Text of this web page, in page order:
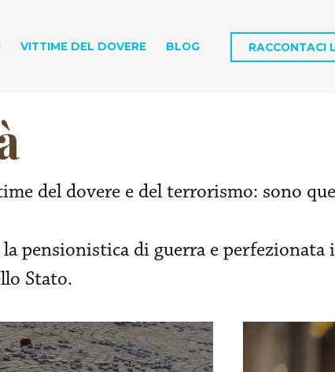
VITTIME DEL DOVERE BLOG RACCONTACI
del dovere e del terrorismo: sono
pensionistica di guerra e
Stato.